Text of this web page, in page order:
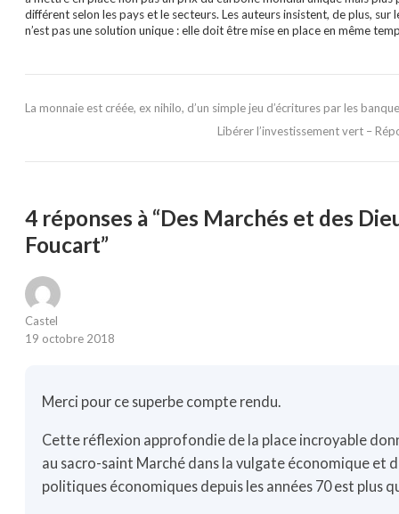
différent selon les pays et le secteurs. Les auteurs insistent, de plus,
n’est pas une solution unique : elle doit être mise en place en même
La monnaie est créée, ex nihilo, d’un simple jeu d’écritures par les
Libérer l’investissement vert –
4 réponses à “Des Marchés et des
Foucart”
Castel
19 octobre 2018
Merci pour ce superbe compte rendu.
Cette réflexion approfondie de la place incroyable
au sacro-saint Marché dans la vulgate économique et
politiques économiques depuis les années 70 est plus